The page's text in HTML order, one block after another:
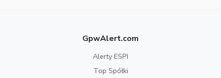
GpwAlert.com
Alerty ESPI
Top Spółki